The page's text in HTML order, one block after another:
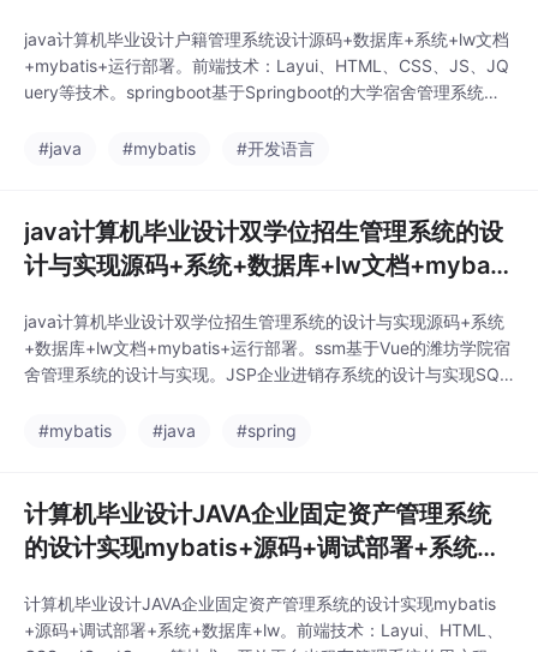
java计算机毕业设计户籍管理系统设计源码+数据库+系统+lw文档
+mybatis+运行部署。前端技术：Layui、HTML、CSS、JS、JQ
uery等技术。springboot基于Springboot的大学宿舍管理系统。js
于java的网上手机销售管理系统的开发与实现mysql。springboot
#java #mybatis #开发语言
java计算机毕业设计双学位招生管理系统的设
计与实现源码+系统+数据库+lw文档+mybati
java计算机毕业设计双学位招生管理系统的设计与实现源码+系统
+数据库+lw文档+mybatis+运行部署。ssm基于Vue的潍坊学院宿
舍管理系统的设计与实现。JSP企业进销存系统的设计与实现SQL
m基于Java的废品回收管理系统的设计与实现。ssm攀枝花市房屋
#mybatis #java #spring
计算机毕业设计JAVA企业固定资产管理系统
的设计实现mybatis+源码+调试部署+系统
计算机毕业设计JAVA企业固定资产管理系统的设计实现mybatis
+源码+调试部署+系统+数据库+lw。前端技术：Layui、HTML、